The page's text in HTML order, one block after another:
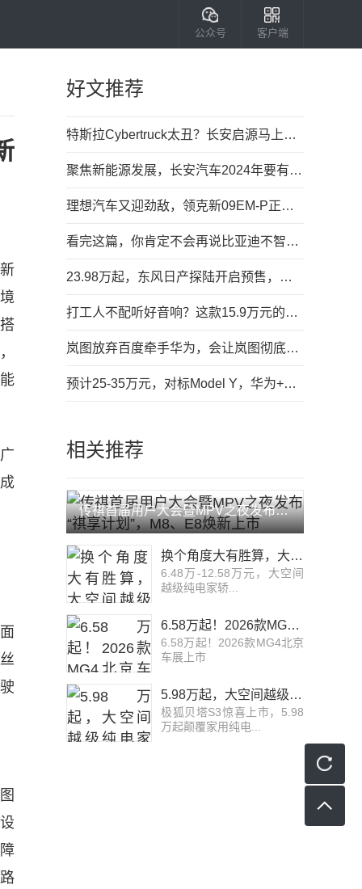
公众号 客户端
好文推荐
特斯拉Cybertruck太丑？长安启源马上平替，高清图有了
聚焦新能源发展，长安汽车2024年要有大动作？
理想汽车又迎劲敌，领克新09EM-P正式上市
看完这篇，你肯定不会再说比亚迪不智能了！
23.98万起，东风日产探陆开启预售，搭2.0T+9AT动力组合
打工人不配听好音响？这款15.9万元的中大型车，给了
岚图放弃百度牵手华为，会让岚图彻底走向巅峰吗？
预计25-35万元，对标Model Y，华为+奇瑞的首款SUV亮相
相关推荐
传祺首届用户大会暨MPV之夜发布“祺享计划”，M8、E8焕新上市
换个角度大有胜算，大空间越级纯电家轿极狐S3正式开启预售6.48万元起
6.48万-12.58万元，大空间
越级纯电家轿...
6.58万起！2026款MG4北京车展上市
6.58万起！2026款MG4北京
车展上市
5.98万起，大空间越级纯电家轿极狐贝塔S3惊喜上市！
极狐贝塔S3惊喜上市，5.98
万起颠覆家用纯电...